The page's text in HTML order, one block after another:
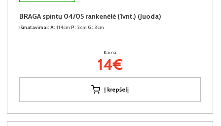
BRAGA spintų 04/05 rankenėlė (1vnt.) (Juoda)
Išmatavimai: A: 114cm P: 2cm G: 3cm
Kaina:
14€
Į krepšelį